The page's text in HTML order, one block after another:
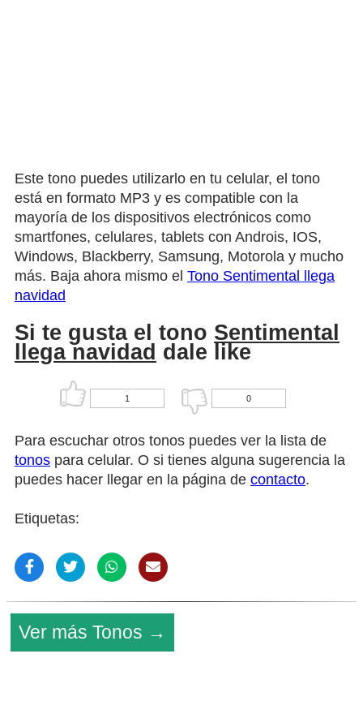
Este tono puedes utilizarlo en tu celular, el tono
está en formato MP3 y es compatible con la
mayoría de los dispositivos electrónicos como
smartfones, celulares, tablets con Androis, IOS,
Windows, Blackberry, Samsung, Motorola y mucho
más. Baja ahora mismo el Tono Sentimental llega
navidad
Si te gusta el tono Sentimental
llega navidad dale like
1 0
Para escuchar otros tonos puedes ver la lista de
tonos para celular. O si tienes alguna sugerencia la
puedes hacer llegar en la página de contacto.
Etiquetas:
Ver más Tonos →